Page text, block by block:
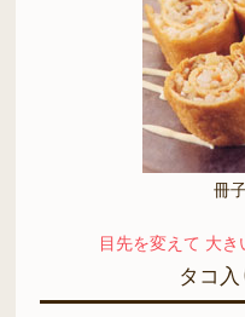
冊
目先を変えて 大
タコ